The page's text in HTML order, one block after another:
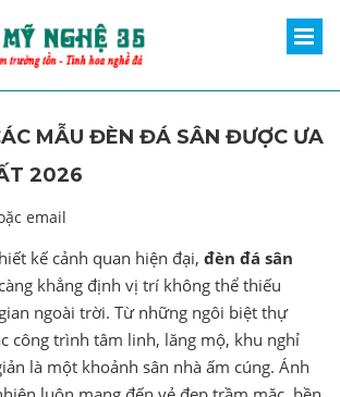
MẪU ĐÈN ĐÁ SÂN ĐƯỢC ƯA
2026
email
kế cảnh quan hiện đại, đèn đá sân
khẳng định vị trí không thể thiếu
ngoài trời. Từ những ngôi biệt thự
công trình tâm linh, lăng mộ, khu nghỉ
là một khoảnh sân nhà ấm cúng. Ánh